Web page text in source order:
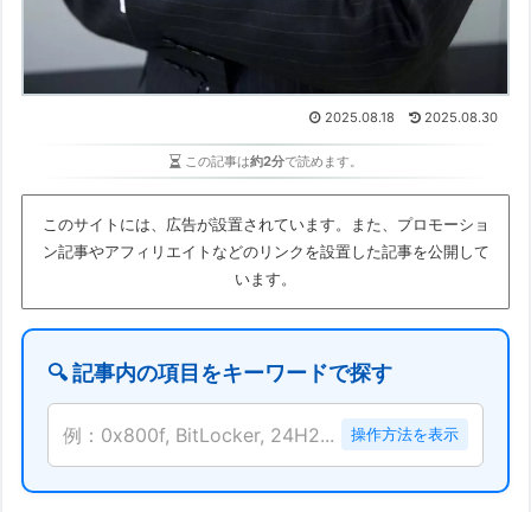
2025.08.18 2025.08.30
この記事は約2分で読めます。
このサイトには、広告が設置されています。また、プロモーショ
ン記事やアフィリエイトなどのリンクを設置した記事を公開して
います。
🔍 記事内の項目をキーワードで探す
例：0x800f, BitLocker, 24H2... 操作方法を表示